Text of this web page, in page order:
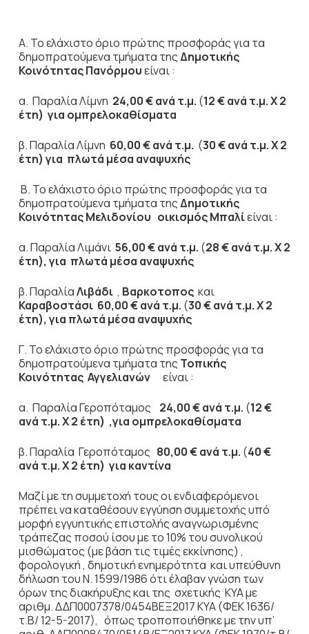
Α. Το ελάχιστο όριο πρώτης προσφοράς για τα
δημοπρατούμενα τμήματα τηςΔημοτικής
Κοινότητας Πανόρμουείναι :
α. Παραλία Λίμνη 24,00 € ανά τ.μ. (12 € ανά τ.μ. Χ 2
έτη) για ομπρελοκαθίσματα
β. Παραλία Λίμνη 60,00 € ανά τ.μ. (30 € ανά τ.μ. Χ 2
έτη) για πλωτά μέσα αναψυχής
Β. Το ελάχιστο όριο πρώτης προσφοράς για τα
δημοπρατούμενα τμήματα τηςΔημοτικής
Κοινότητας Μελιδονίου οικισμός Μπαλίείναι :
α. Παραλία Λιμάνι 56,00 € ανά τ.μ. (28 € ανά τ.μ. Χ 2
έτη), για πλωτά μέσα αναψυχής
β. ΠαραλίαΛιβάδι, Βαρκοτοποςκαι
Καραβοστάσι 60,00 € ανά τ.μ. (30 € ανά τ.μ. Χ 2
έτη), για πλωτά μέσα αναψυχής
Γ. Το ελάχιστο όριο πρώτης προσφοράς για τα
δημοπρατούμενα τμήματα της Τοπικής
Κοινότητας Αγγελιανών
είναι :
α. Παραλία Γεροπόταμος 24,00 € ανά τ.μ. (12 €
ανά τ.μ. Χ 2 έτη) ,για ομπρελοκαθίσματα
β. Παραλία Γεροπόταμος 80,00 € ανά τ.μ. (40 €
ανά τ.μ. Χ 2 έτη) για καντίνα
Μαζί με τη συμμετοχή τους οι ενδιαφερόμενοι
πρέπει να καταθέσουν εγγύηση συμμετοχής υπό
μορφή εγγυητικής επιστολής αναγνωρισμένης
τράπεζας ποσού ίσου με το 10% του συνολικού
μισθώματος (με βάση τις τιμές εκκίνησης) ,
φορολογική , δημοτική ενημερότητα και υπεύθυνη
δήλωση του Ν. 1599/1986 ότι έλαβαν γνώση των
όρων της διακήρυξης και της σχετικής ΚΥΑ με
αριθμ. ΔΔΠ0007378/0454ΒΕΞ2017 ΚΥΑ (ΦΕΚ 1636/
τ.Β/ 12-5-2017), όπως τροποποιήθηκε με την υπ’